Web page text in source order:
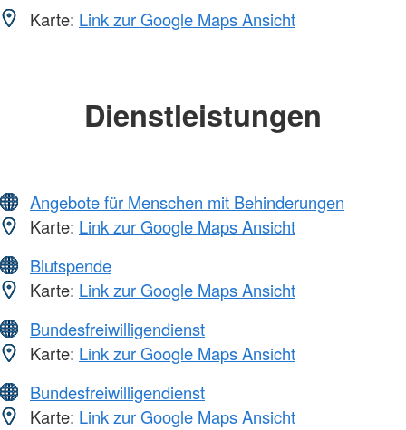
Karte: Link zur Google Maps Ansicht
Dienstleistungen
Angebote für Menschen mit Behinderungen
Karte: Link zur Google Maps Ansicht
Blutspende
Karte: Link zur Google Maps Ansicht
Bundesfreiwilligendienst
Karte: Link zur Google Maps Ansicht
Bundesfreiwilligendienst
Karte: Link zur Google Maps Ansicht